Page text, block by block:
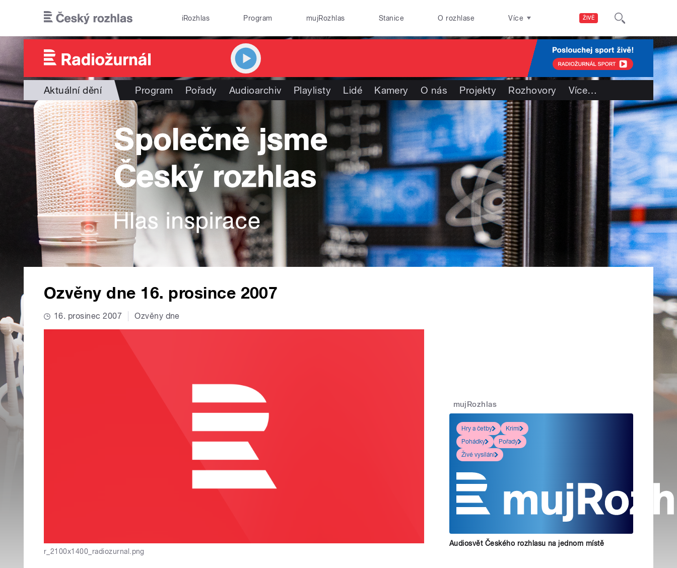
ŽIVĚ
iRozhlas Program mujRozhlas Stanice O rozhlase Více
Aktuální dění Program Pořady Audioarchiv Playlisty Lidé Kamery O nás Projekty Rozhovory Více…
Ozvěny dne 16. prosince 2007
16. prosinec 2007 Ozvěny dne
r_2100x1400_radiozurnal.png
mujRozhlas
Hry a četby
Krimi
Pohádky
Pořady
Živé vysílání
Audiosvět Českého rozhlasu na jednom místě